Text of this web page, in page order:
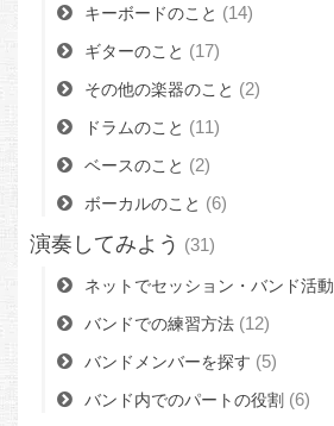
キーボードのこと (14)
ギターのこと (17)
その他の楽器のこと (2)
ドラムのこと (11)
ベースのこと (2)
ボーカルのこと (6)
演奏してみよう (31)
ネットでセッション・バンド活動
バンドでの練習方法 (12)
バンドメンバーを探す (5)
バンド内でのパートの役割 (6)